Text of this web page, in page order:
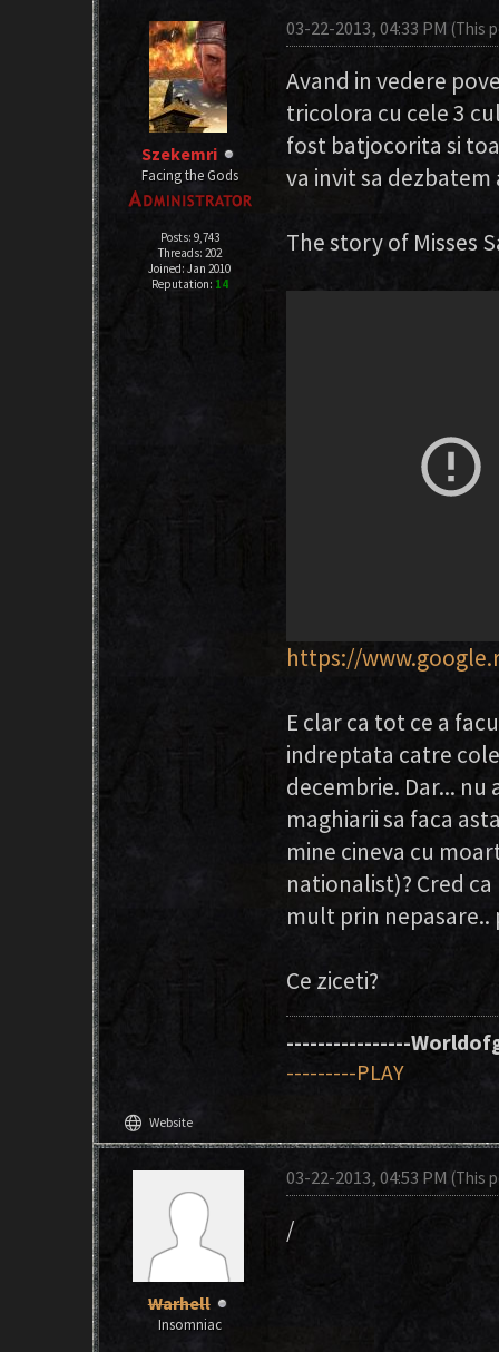
Szekemri
Facing the Gods
Posts: 9,743
Threads: 202
Joined: Jan 2010
Reputation: 14
03-22-2013, 04:33 PM(This
Avand in vedere
tricolora cu cele 3
fost batjocorita si
va invit sa dezbatem
The story of Misses
https://
E clar ca tot ce a
indreptata catre
decembrie. Dar... nu
maghiarii sa faca
mine cineva cu
nationalist)? Cred
mult prin nepasare..
Ce ziceti?
----------------
---------PLAY
language Website
Warhell
Insomniac
03-22-2013, 04:53 PM (This
/